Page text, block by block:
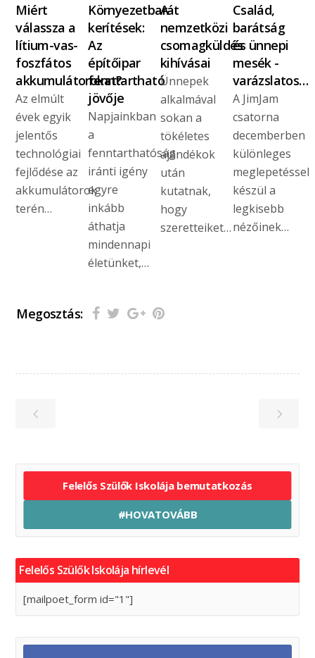
Miért
válassza a
lítium-vas-
foszfátos
akkumulátorokat?
Az elmúlt
évek egyik
jelentős
technológiai
fejlődése az
akkumulátorok
terén…
Környezetbarát
kerítések:
Az
építőipar
fenntartható
jövője
Napjainkban
a
fenntarthatóság
iránti igény
egyre
inkább
áthatja
mindennapi
életünket,…
A
nemzetközi
csomagküldés
kihívásai
Ünnepek
alkalmával
sokan a
tökéletes
ajándékok
után
kutatnak,
hogy
szeretteiket…
Család,
barátság
és ünnepi
mesék -
varázslatos…
A JimJam
csatorna
decemberben
különleges
meglepetéssel
készül a
legkisebb
nézőinek…
Megosztás:
Felelős Szülők Iskolája bemutatkozás
#HOVATOVÁBB
Felelős Szülők Iskolája hírlevél
[mailpoet_form id="1"]